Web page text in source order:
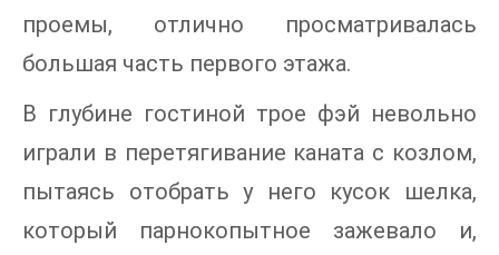
проемы, отлично просматривалась
большая часть первого этажа.
В глубине гостиной трое фэй невольно
играли в перетягивание каната с козлом,
пытаясь отобрать у него кусок шелка,
который парнокопытное зажевало и,